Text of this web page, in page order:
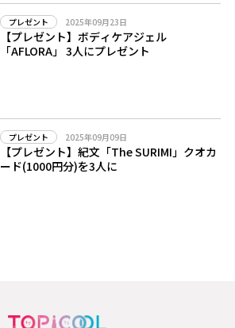
プレゼント 2025年09月23日
【プレゼント】ボディケアジェル
「AFLORA」 3人にプレゼント
プレゼント 2025年09月09日
【プレゼント】紀文「The SURIMI」クオカ
ード(1000円分)を3人に